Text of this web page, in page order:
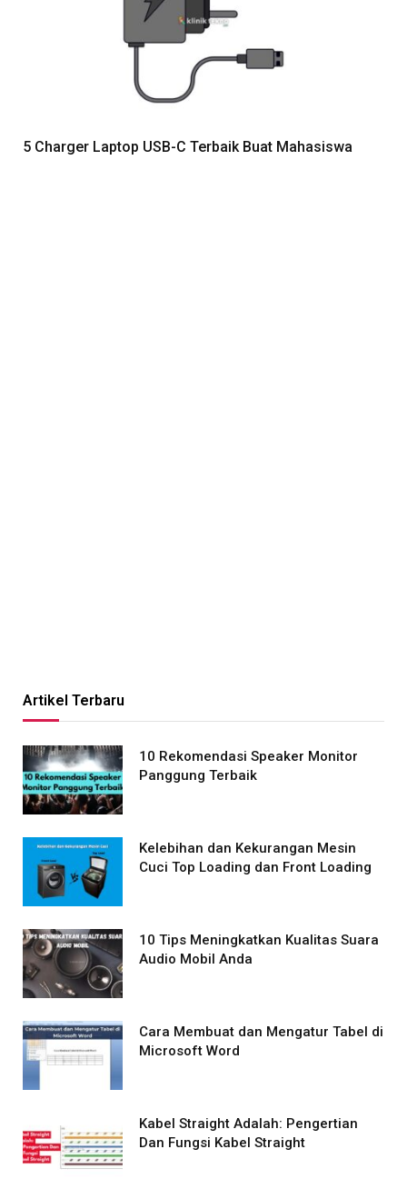
5 Charger Laptop USB-C Terbaik Buat Mahasiswa
Artikel Terbaru
10 Rekomendasi Speaker Monitor
Panggung Terbaik
Kelebihan dan Kekurangan Mesin
Cuci Top Loading dan Front Loading
10 Tips Meningkatkan Kualitas Suara
Audio Mobil Anda
Cara Membuat dan Mengatur Tabel di
Microsoft Word
Kabel Straight Adalah: Pengertian
Dan Fungsi Kabel Straight